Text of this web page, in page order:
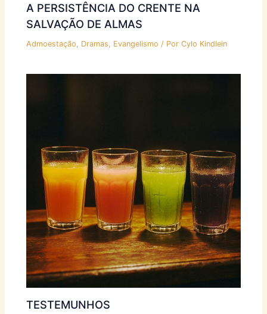
A PERSISTÊNCIA DO CRENTE NA
SALVAÇÃO DE ALMAS
Admoestação, Dramas, Evangelismo / PorCylo Kindlein
TESTEMUNHOS